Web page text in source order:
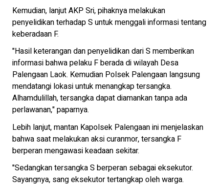
Kemudian, lanjut AKP Sri, pihaknya melakukan
penyelidikan terhadap S untuk menggali informasi tentang
keberadaan F.
"Hasil keterangan dan penyelidikan dari S memberikan
informasi bahwa pelaku F berada di wilayah Desa
Palengaan Laok. Kemudian Polsek Palengaan langsung
mendatangi lokasi untuk menangkap tersangka.
Alhamdulillah, tersangka dapat diamankan tanpa ada
perlawanan," paparnya.
Lebih lanjut, mantan Kapolsek Palengaan ini menjelaskan
bahwa saat melakukan aksi curanmor, tersangka F
berperan mengawasi keadaan sekitar.
"Sedangkan tersangka S berperan sebagai eksekutor.
Sayangnya, sang eksekutor tertangkap oleh warga.